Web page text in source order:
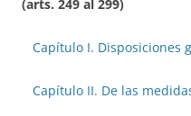
(arts. 249 al 299)
Capítulo I. Disposiciones
Capítulo II. De las